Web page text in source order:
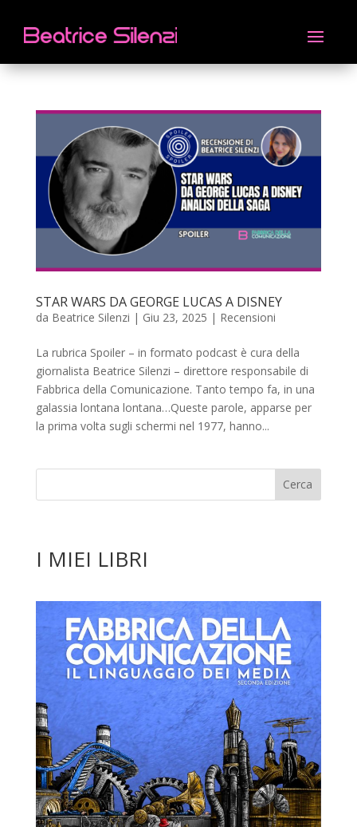
STAR WARS DA GEORGE LUCAS A DISNEY
da Beatrice Silenzi | Giu 23, 2025 | Recensioni
La rubrica Spoiler – in formato podcast è cura della
giornalista Beatrice Silenzi – direttore responsabile di
Fabbrica della Comunicazione. Tanto tempo fa, in una
galassia lontana lontana…Queste parole, apparse per
la prima volta sugli schermi nel 1977, hanno...
I MIEI LIBRI